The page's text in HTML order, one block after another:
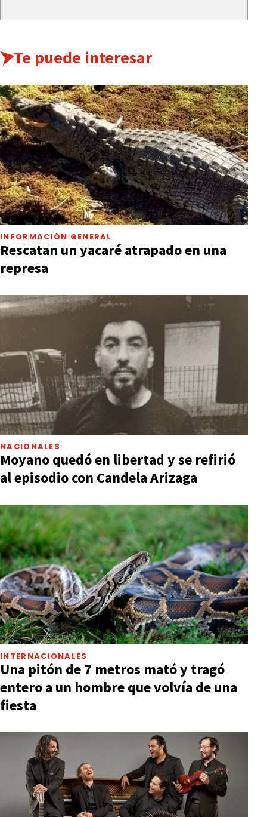
Te puede interesar
INFORMACIÓN GENERAL
Rescatan un yacaré atrapado en una
represa
NACIONALES
Moyano quedó en libertad y se refirió
al episodio con Candela Arizaga
INTERNACIONALES
Una pitón de 7 metros mató y tragó
entero a un hombre que volvía de una
fiesta